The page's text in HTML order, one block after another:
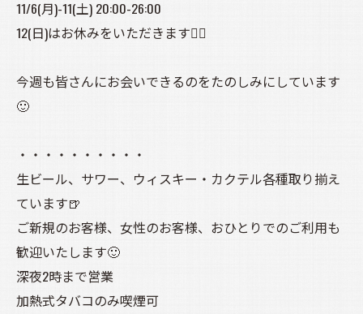
11/6(月)-11(土) 20:00-26:00
12(日)はお休みをいただきます🙇‍♀️
今週も皆さんにお会いできるのをたのしみにしています
🙂
・・・・・・・・・・
生ビール、サワー、ウィスキー・カクテル各種取り揃え
ています🍺
ご新規のお客様、女性のお客様、おひとりでのご利用も
歓迎いたします🙂
深夜2時まで営業
加熱式タバコのみ喫煙可